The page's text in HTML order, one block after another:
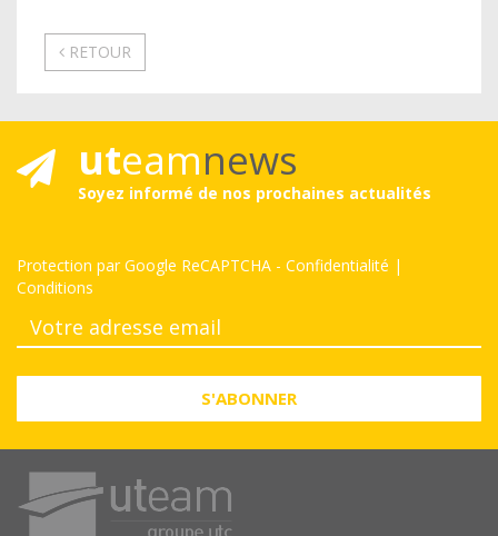
RETOUR
uteamnews
Soyez informé de nos prochaines actualités
S'ABONNER
Protection par Google ReCAPTCHA - Confidentialité |
Conditions